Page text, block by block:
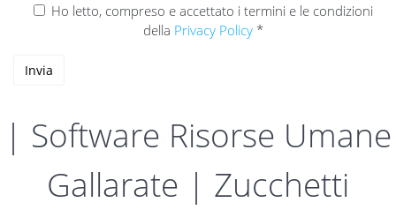
Ho letto, compreso e accettato i termini e le condizioni
della Privacy Policy *
| Software Risorse Umane
Gallarate | Zucchetti